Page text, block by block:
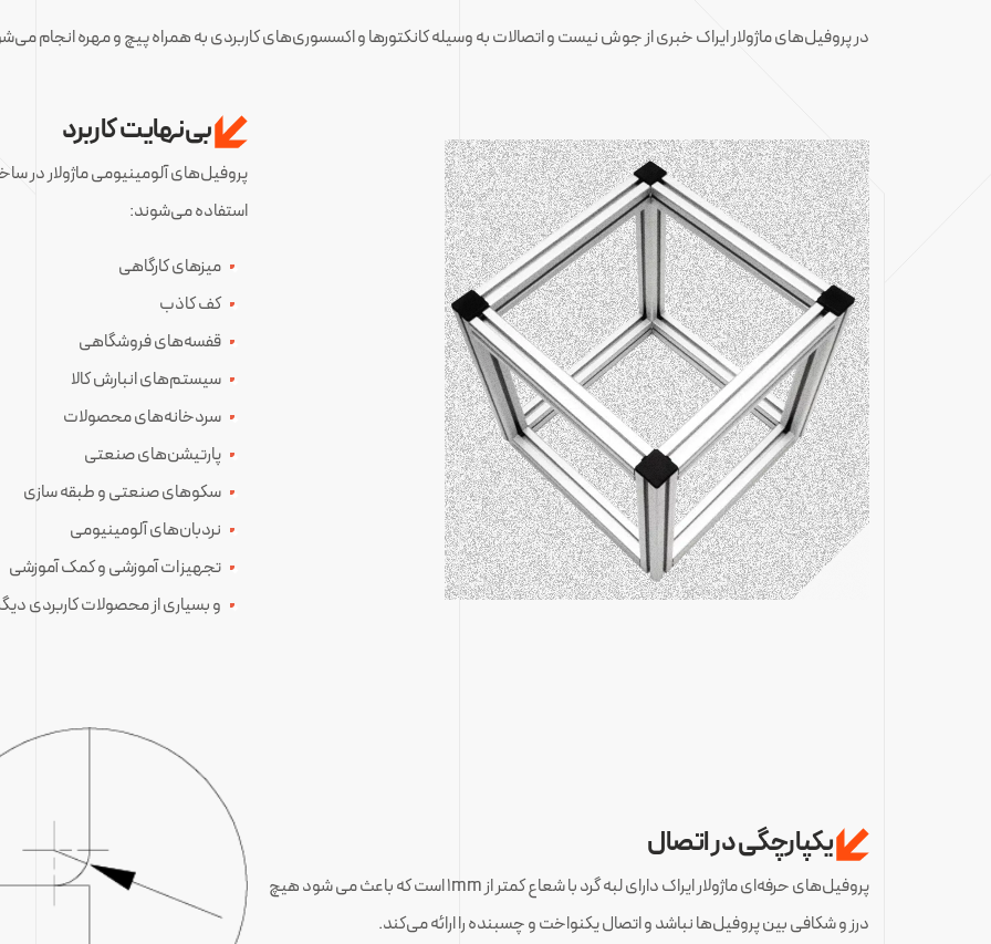
در پروفیل‌های ماژولار ایراک خبری از جوش نیست و اتصالات به وسیله کانکتورها و اکسسوری‌های کاربردی به همراه پیچ و مهره انجام
بی‌نهایت کاربرد
پروفیل‌های آلومینیومی ماژولار در
استفاده می‌شوند:
میزهای کارگاهی
کف کاذب
قفسه‌های فروشگاهی
سیستم‌های انبارش کالا
سردخانه‌های محصولات
پارتیشن‌های صنعتی
سکوهای صنعتی و طبقه سازی
نردبان‌های آلومینیومی
تجهیزات آموزشی و کمک آموزشی
و بسیاری از محصولات کاربردی
یکپارچگی در اتصال
پروفیل‌های حرفه‌ای ماژولار ایراک دارای لبه گرد با شعاع کمتر از 1mm است که باعث می شود هیچ
درز و شکافی بین پروفیل‌ها نباشد و اتصال یکنواخت و چسبنده را ارائه می‌کند.